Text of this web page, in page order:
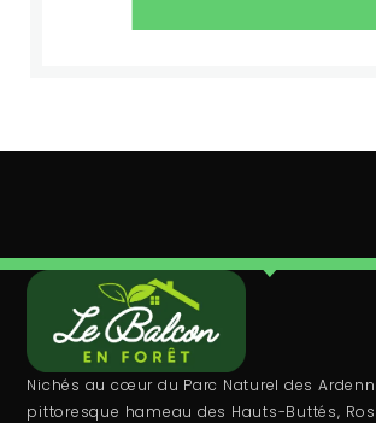
Nichés au cœur du Parc Naturel des
pittoresque hameau des Hauts-Buttés,